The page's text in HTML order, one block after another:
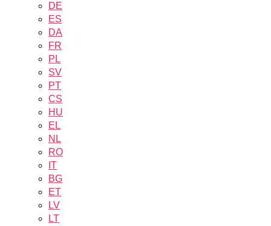
DE
ES
DA
FR
PL
SV
PT
CS
HU
EL
NL
RO
IT
BG
ET
LV
LT